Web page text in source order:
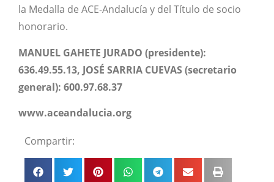
la Medalla de ACE-Andalucía y del Título de socio
honorario.
MANUEL GAHETE JURADO (presidente):
636.49.55.13, JOSÉ SARRIA CUEVAS (secretario
general): 600.97.68.37
www.aceandalucia.org
Compartir: